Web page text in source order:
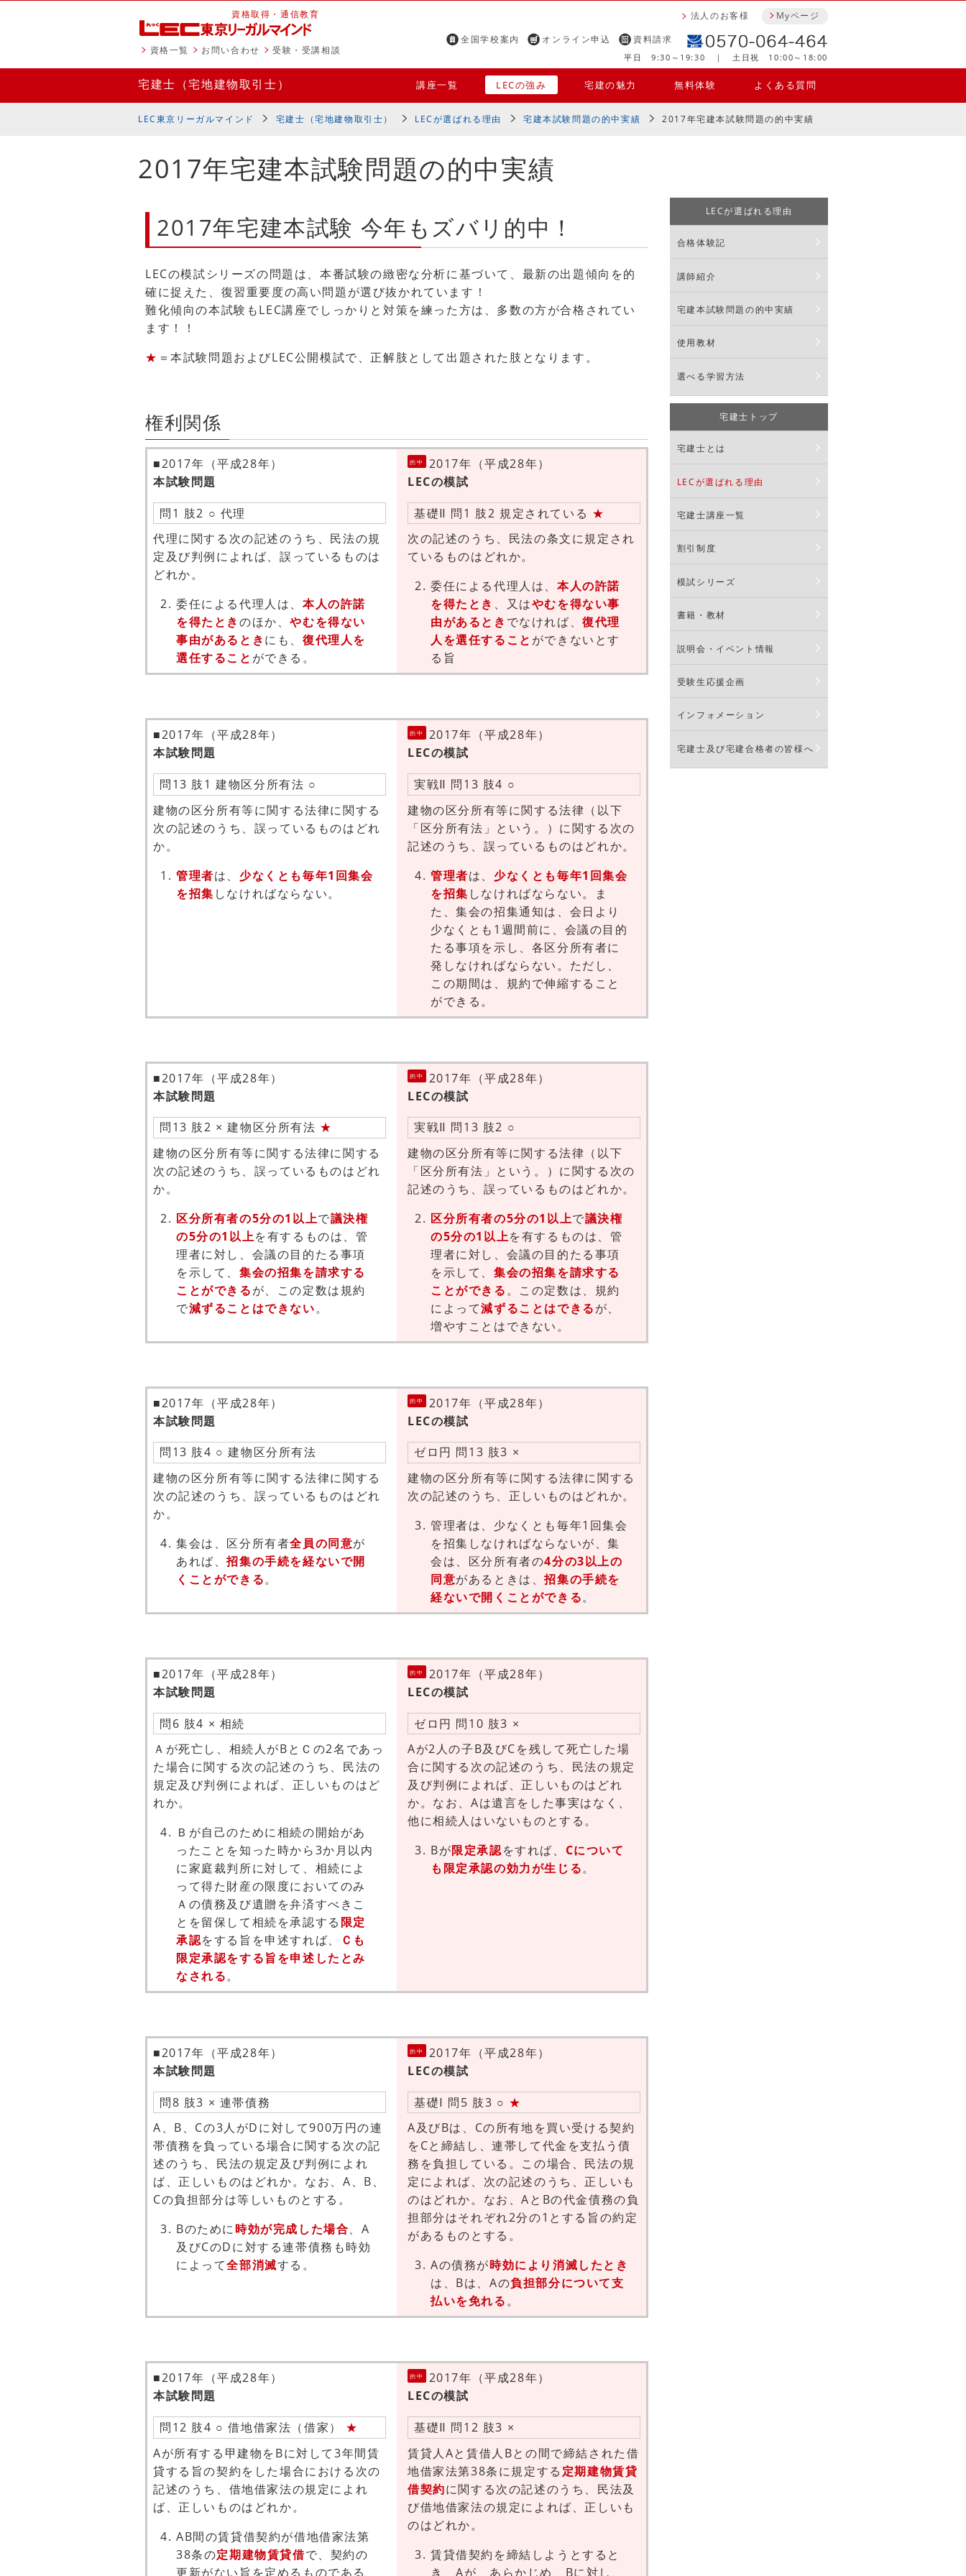
資格取得・通信教育
資格一覧 お問い合わせ 受験・受講相談
全国学校案内 オンライン申込 資料請求
Myページ
法人のお客様
平日 9:30～19:30 ｜ 土日祝 10:00～18:00
宅建士 （宅地建物取引士） 講座一覧 LECの強み 宅建の魅力 無料体験 よくある質問
LEC東京リーガルマインド 宅建士 （宅地建物取引士） LECが選ばれる理由 宅建本試験問題の的中実績 2017年宅建本試験問題の的中実績
2017年宅建本試験問題の的中実績
2017年宅建本試験 今年もズバリ的中！
LECの模試シリーズの問題は、本番試験の緻密な分析に基づいて、最新の出題傾向を的
確に捉えた、復習重要度の高い問題が選び抜かれています！
難化傾向の本試験もLEC講座でしっかりと対策を練った方は、多数の方が合格されてい
ます！！
★ ＝本試験問題およびLEC公開模試で、正解肢として出題された肢となります。
権利関係
■2017年（平成28年）
本試験問題
問1 肢2 ○ 代理
代理に関する次の記述のうち、民法の規
定及び判例によれば、誤っているものは
どれか。
委任による代理人は、 本人の許諾
を得たときのほか、やむを得ない
事由があるときにも、復代理人を
選任することができる。
的中
2017年（平成28年）
LECの模試
基礎Ⅱ 問1 肢2 規定されている ★
次の記述のうち、民法の条文に規定され
ているものはどれか。
委任による代理人は、本人の許諾
を得たとき 、又はやむを得ない事
由があるとき でなければ、復代理
人を選任することができないとす
る旨
■2017年（平成28年）
本試験問題
問13 肢1 建物区分所有法 ○
建物の区分所有等に関する法律に関する
次の記述のうち、誤っているものはどれ
か。
管理者は、少なくとも毎年1回集会
を招集 しなければならない。
的中
2017年（平成28年）
LECの模試
実戦Ⅱ 問13 肢4 ○
建物の区分所有等に関する法律（以下
「区分所有法」という。）に関する次の
記述のうち、誤っているものはどれか。
管理者は、 少なくとも毎年1回集会
を招集 しなければならない。ま
た、集会の招集通知は、会日より
少なくとも1週間前に、会議の目的
たる事項を示し、各区分所有者に
発しなければならない。ただし、
この期間は、規約で伸縮すること
ができる。
■2017年（平成28年）
本試験問題
問13 肢2 × 建物区分所有法 ★
建物の区分所有等に関する法律に関する
次の記述のうち、誤っているものはどれ
か。
区分所有者の5分の1以上で議決権
の5分の1以上を有するものは、管
理者に対し、会議の目的たる事項
を示して、 集会の招集を請求する
ことができるが、この定数は規約
で減ずることはできない。
的中
2017年（平成28年）
LECの模試
実戦Ⅱ 問13 肢2 ○
建物の区分所有等に関する法律（以下
「区分所有法」という。）に関する次の
記述のうち、誤っているものはどれか。
区分所有者の5分の1以上で議決権
の5分の1以上を有するものは、管
理者に対し、会議の目的たる事項
を示して、集会の招集を請求する
ことができる。この定数は、規約
によって減ずることはできるが、
増やすことはできない。
■2017年（平成28年）
本試験問題
問13 肢4 ○ 建物区分所有法
建物の区分所有等に関する法律に関する
次の記述のうち、誤っているものはどれ
か。
集会は、区分所有者全員の同意が
あれば、招集の手続を経ないで開
くことができる。
的中
2017年（平成28年）
LECの模試
ゼロ円 問13 肢3 ×
建物の区分所有等に関する法律に関する
次の記述のうち、正しいものはどれか。
管理者は、少なくとも毎年1回集会
を招集しなければならないが、集
会は、区分所有者の4分の3以上の
同意があるときは、招集の手続を
経ないで開くことができる。
■2017年（平成28年）
本試験問題
問6 肢4 × 相続
Ａが死亡し、相続人がBとＣの2名であっ
た場合に関する次の記述のうち、民法の
規定及び判例によれば、正しいものはど
れか。
Ｂが自己のために相続の開始があ
ったことを知った時から3か月以内
に家庭裁判所に対して、相続によ
って得た財産の限度においてのみ
Ａの債務及び遺贈を弁済すべきこ
とを留保して相続を承認する 限定
承認をする旨を申述すれば、
Ｃも
限定承認をする旨を申述したとみ
なされる。
的中
2017年（平成28年）
LECの模試
ゼロ円 問10 肢3 ×
Aが2人の子B及びCを残して死亡した場
合に関する次の記述のうち、民法の規定
及び判例によれば、正しいものはどれ
か。なお、Aは遺言をした事実はなく、
他に相続人はいないものとする。
Bが限定承認をすれば、 Cについて
も限定承認の効力が生じる。
■2017年（平成28年）
本試験問題
問8 肢3 × 連帯債務
A、B、Cの3人がDに対して900万円の連
帯債務を負っている場合に関する次の記
述のうち、民法の規定及び判例によれ
ば、正しいものはどれか。なお、A、B、
Cの負担部分は等しいものとする。
Bのために時効が完成した場合、A
及びCのDに対する連帯債務も時効
によって全部消滅する。
的中
2017年（平成28年）
LECの模試
基礎Ⅰ 問5 肢3 ○ ★
A及びBは、Cの所有地を買い受ける契約
をCと締結し、連帯して代金を支払う債
務を負担している。この場合、民法の規
定によれば、次の記述のうち、正しいも
のはどれか。なお、AとBの代金債務の負
担部分はそれぞれ2分の1とする旨の約定
があるものとする。
Aの債務が時効により消滅したとき
は、Bは、Aの負担部分について支
払いを免れる。
■2017年（平成28年）
本試験問題
問12 肢4 ○ 借地借家法（借家） ★
Aが所有する甲建物をBに対して3年間賃
貸する旨の契約をした場合における次の
記述のうち、借地借家法の規定によれ
ば、正しいものはどれか。
AB間の賃貸借契約が借地借家法第
38条の定期建物賃貸借で、契約の
更新がない旨を定めるものである
的中
2017年（平成28年）
LECの模試
基礎Ⅱ 問12 肢3 ×
賃貸人Aと賃借人Bとの間で締結された借
地借家法第38条に規定する 定期建物賃貸
借契約に関する次の記述のうち、民法及
び借地借家法の規定によれば、正しいも
のはどれか。
賃貸借契約を締結しようとすると
き、Aが、あらかじめ、Bに対し、
LECが選ばれる理由
合格体験記
講師紹介
宅建本試験問題の的中実績
使用教材
選べる学習方法
宅建士トップ
宅建士とは
LECが選ばれる理由
宅建士講座一覧
割引制度
模試シリーズ
書籍・教材
説明会・イベント情報
受験生応援企画
インフォメーション
宅建士及び宅建合格者の皆様へ